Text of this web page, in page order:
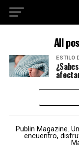
All
ESTILO
Publin Magazine.
encuentro,